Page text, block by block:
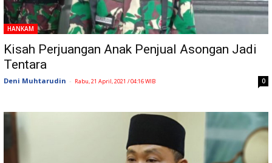
HANKAM
Kisah Perjuangan Anak Penjual Asongan Jadi
Tentara
Deni Muhtarudin - Rabu, 21 April, 2021 / 04:16 WIB 0